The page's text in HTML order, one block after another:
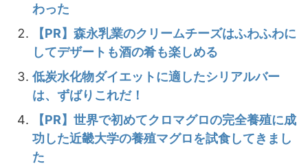
わった
【PR】森永乳業のクリームチーズはふわふわに
してデザートも酒の肴も楽しめる
低炭水化物ダイエットに適したシリアルバー
は、ずばりこれだ！
【PR】世界で初めてクロマグロの完全養殖に成
功した近畿大学の養殖マグロを試食してきまし
た